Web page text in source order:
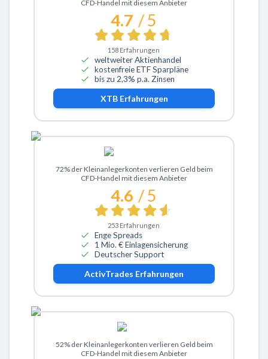
CFD-Handel mit diesem Anbieter
4.7 / 5
158 Erfahrungen
weltweiter Aktienhandel
kostenfreie ETF Sparpläne
bis zu 2,3% p.a. Zinsen
XTBErfahrungen
Zu ActivTrades
72% der Kleinanlegerkonten verlieren Geld beim
CFD-Handel mit diesem Anbieter
4.6 / 5
253 Erfahrungen
Enge Spreads
1 Mio. € Einlagensicherung
Deutscher Support
ActivTrades Erfahrungen
Zu eToro
52% der Kleinanlegerkonten verlieren Geld beim
CFD-Handel mit diesem Anbieter